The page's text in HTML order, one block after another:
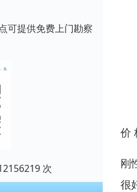
可提供免费上门勘察
次
价
刚
很